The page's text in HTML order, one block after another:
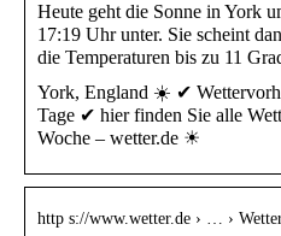
Heute geht die Sonne in York
17:19 Uhr unter. Sie scheint
die Temperaturen bis zu 11
York, England ☀️ ✔
Tage ✔ hier finden Sie alle
Woche – wetter.de ☀
http s://www.wetter.de › … ›